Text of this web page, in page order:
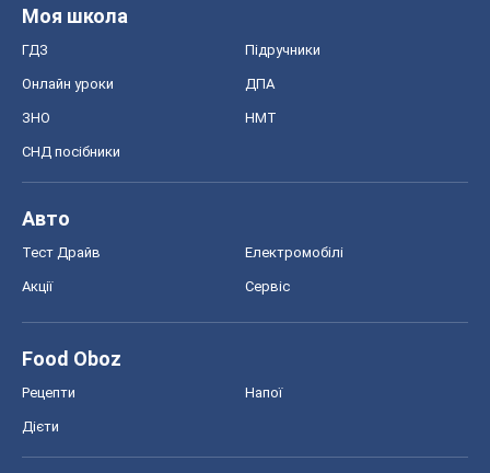
Моя школа
ГДЗ Підручники
Онлайн уроки ДПА
ЗНО НМТ
СНД посібники
Авто
Тест Драйв Електромобілі
Акції Сервіс
Food Oboz
Рецепти Напої
Дієти